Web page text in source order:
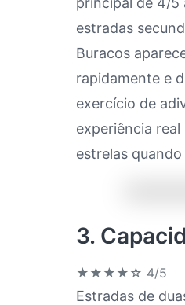
estradas
Buracos
rapidamente e
exercício de
experiência
estrelas
3.
★★★★☆ 4/5
Estradas de